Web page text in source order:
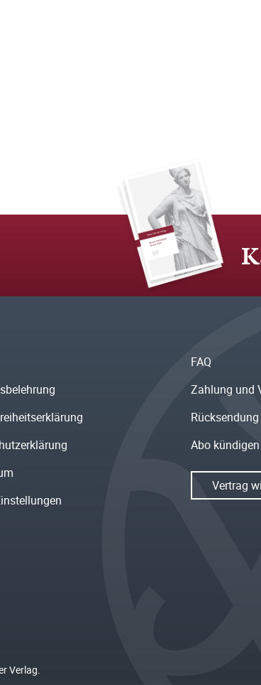
FAQ
Zahlung und
Rücksendung
Abo kündigen
Vertrag
Verlag.